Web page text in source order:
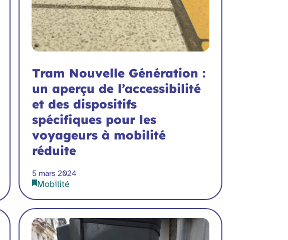
Tram Nouvelle Génération :
un aperçu de l’accessibilité
et des dispositifs
spécifiques pour les
voyageurs à mobilité
réduite
5 mars 2024
Mobilité